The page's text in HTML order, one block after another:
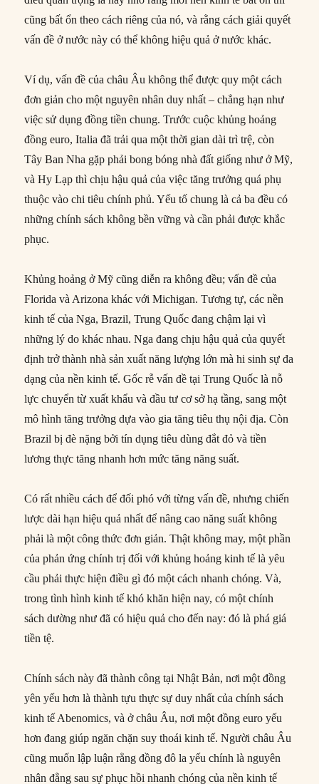
cũng bất ổn theo cách riêng của nó, và rằng cách giải quyết
vấn đề ở nước này có thể không hiệu quả ở nước khác.
Ví dụ, vấn đề của châu Âu không thể được quy một cách
đơn giản cho một nguyên nhân duy nhất – chẳng hạn như
việc sử dụng đồng tiền chung. Trước cuộc khủng hoảng
đồng euro, Italia đã trải qua một thời gian dài trì trệ, còn
Tây Ban Nha gặp phải bong bóng nhà đất giống như ở Mỹ,
và Hy Lạp thì chịu hậu quả của việc tăng trưởng quá phụ
thuộc vào chi tiêu chính phủ. Yếu tố chung là cả ba đều có
những chính sách không bền vững và cần phải được khắc
phục.
Khủng hoảng ở Mỹ cũng diễn ra không đều; vấn đề của
Florida và Arizona khác với Michigan. Tương tự, các nền
kinh tế của Nga, Brazil, Trung Quốc đang chậm lại vì
những lý do khác nhau. Nga đang chịu hậu quả của quyết
định trở thành nhà sản xuất năng lượng lớn mà hi sinh sự đa
dạng của nền kinh tế. Gốc rễ vấn đề tại Trung Quốc là nỗ
lực chuyển từ xuất khẩu và đầu tư cơ sở hạ tầng, sang một
mô hình tăng trưởng dựa vào gia tăng tiêu thụ nội địa. Còn
Brazil bị đè nặng bởi tín dụng tiêu dùng đắt đỏ và tiền
lương thực tăng nhanh hơn mức tăng năng suất.
Có rất nhiều cách để đối phó với từng vấn đề, nhưng chiến
lược dài hạn hiệu quả nhất để nâng cao năng suất không
phải là một công thức đơn giản. Thật không may, một phần
của phản ứng chính trị đối với khủng hoảng kinh tế là yêu
cầu phải thực hiện điều gì đó một cách nhanh chóng. Và,
trong tình hình kinh tế khó khăn hiện nay, có một chính
sách dường như đã có hiệu quả cho đến nay: đó là phá giá
tiền tệ.
Chính sách này đã thành công tại Nhật Bản, nơi một đồng
yên yếu hơn là thành tựu thực sự duy nhất của chính sách
kinh tế Abenomics, và ở châu Âu, nơi một đồng euro yếu
hơn đang giúp ngăn chặn suy thoái kinh tế. Người châu Âu
cũng muốn lập luận rằng đồng đô la yếu chính là nguyên
nhân đằng sau sự phục hồi nhanh chóng của nền kinh tế